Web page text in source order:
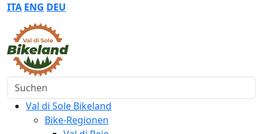
ITA ENG DEU
Suchen
Val di Sole Bikeland
Bike-Regionen